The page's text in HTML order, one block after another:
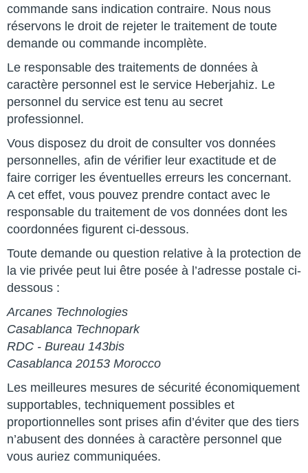
commande sans indication contraire. Nous nous
réservons le droit de rejeter le traitement de toute
demande ou commande incomplète.
Le responsable des traitements de données à
caractère personnel est le service Heberjahiz. Le
personnel du service est tenu au secret
professionnel.
Vous disposez du droit de consulter vos données
personnelles, afin de vérifier leur exactitude et de
faire corriger les éventuelles erreurs les concernant.
A cet effet, vous pouvez prendre contact avec le
responsable du traitement de vos données dont les
coordonnées figurent ci-dessous.
Toute demande ou question relative à la protection de
la vie privée peut lui être posée à l’adresse postale ci-
dessous :
Arcanes Technologies
Casablanca Technopark
RDC - Bureau 143bis
Casablanca 20153 Morocco
Les meilleures mesures de sécurité économiquement
supportables, techniquement possibles et
proportionnelles sont prises afin d’éviter que des tiers
n’abusent des données à caractère personnel que
vous auriez communiquées.